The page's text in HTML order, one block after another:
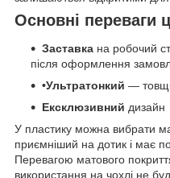
Основні переваги
Заставка на робочий
після оформлення
•Ультратонкий —
Ексклюзивний дизайн
У пластику можна вибрати
приємніший на дотик і має
Перевагою матового
використання на чохлі не